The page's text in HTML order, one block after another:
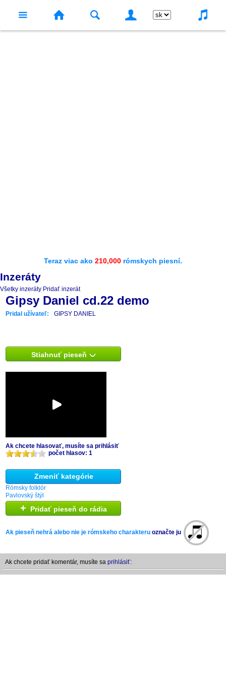
Teraz viac ako 210,000 rómskych piesní.
Inzeráty
Všetky inzeráty Pridať inzerát
Gipsy Daniel cd.22 demo
Pridal užívateľ: GIPSY DANIEL
Stiahnuť pieseň
Ak chcete hlasovať, musíte sa prihlásiť
počet hlasov: 1
Zmeniť kategórie
Rómsky folklór
Pavlovský štýl
+ Pridať pieseň do rádia
Ak pieseň nehrá alebo nie je rómskeho charakteru označte ju
Ak chcete pridať komentár, musíte sa prihlásiť: